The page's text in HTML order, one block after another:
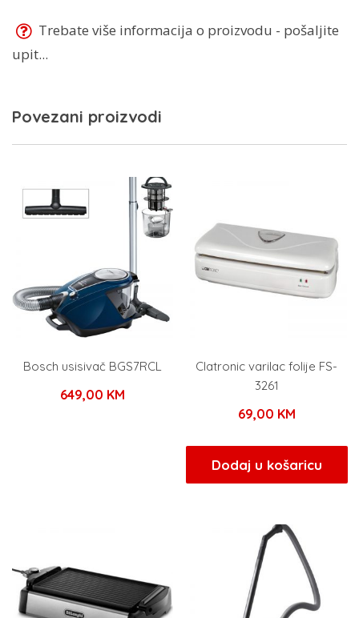
Trebate više informacija o proizvodu - pošaljite
upit...
Povezani proizvodi
Bosch usisivač BGS7RCL
649,00 KM
Clatronic varilac folije FS-
3261
69,00 KM
Dodaj u košaricu